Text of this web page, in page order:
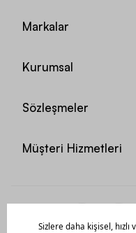
Markalar
Kurumsal
Sözleşmeler
Müşteri Hizmetleri